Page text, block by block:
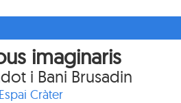
imaginaris
i Bani Brusadin
Espai Cràter